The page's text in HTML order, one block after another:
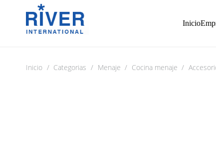
Inicio
Inicio / Categorias / Menaje / Cocina menaje /